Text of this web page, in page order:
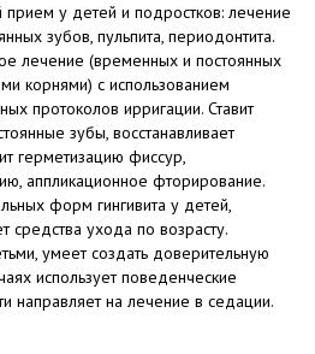
прием у детей и подростков: лечение
зубов, пульпита, периодонтита.
лечение (временных и постоянных
корнями) с использованием
протоколов ирригации. Ставит
зубы, восстанавливает
герметизацию фиссур,
аппликационное фторирование.
форм гингивита у детей,
средства ухода по возрасту.
умеет создать доверительную
использует поведенческие
направляет на лечение в седации.